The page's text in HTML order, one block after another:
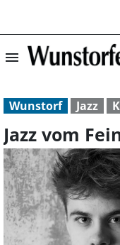
menu
Wunstorf Jazz
Jazz vom